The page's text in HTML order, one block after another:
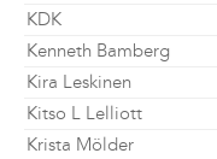
KDK
Kenneth Bamberg
Kira Leskinen
Kitso L Lelliott
Krista Mölder